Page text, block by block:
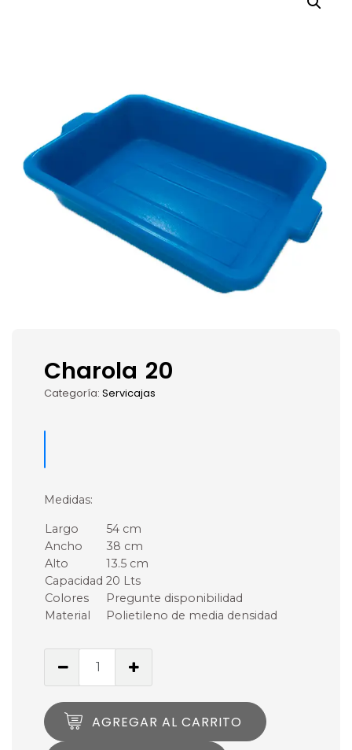
Charola 20
Categoría: Servicajas
Medidas:
Largo
54 cm
Ancho
38 cm
Alto
13.5 cm
Capacidad 20 Lts
Colores
Pregunte disponibilidad
Material
Polietileno de media densidad
AGREGAR AL CARRITO